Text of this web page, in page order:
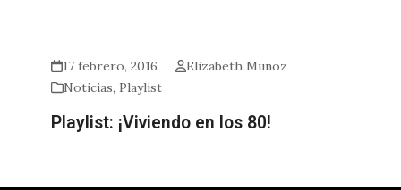
17 febrero, 2016
Elizabeth Munoz
Noticias,Playlist
Playlist: ¡Viviendo en los 80!